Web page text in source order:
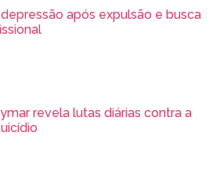
após expulsão e busca
revela lutas diárias contra a